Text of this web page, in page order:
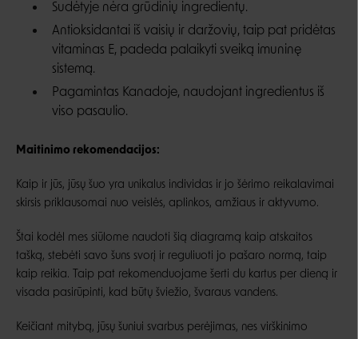
Sudėtyje nėra grūdinių ingredientų.
Antioksidantai iš vaisių ir daržovių, taip pat pridėtas
vitaminas E, padeda palaikyti sveiką imuninę
sistemą.
Pagamintas Kanadoje, naudojant ingredientus iš
viso pasaulio.
Maitinimo rekomendacijos:
Kaip ir jūs, jūsų šuo yra unikalus individas ir jo šėrimo reikalavimai
skirsis priklausomai nuo veislės, aplinkos, amžiaus ir aktyvumo.
Štai kodėl mes siūlome naudoti šią diagramą kaip atskaitos
tašką, stebėti savo šuns svorį ir reguliuoti jo pašaro normą, taip
kaip reikia. Taip pat rekomenduojame šerti du kartus per dieną ir
visada pasirūpinti, kad būtų šviežio, švaraus vandens.
Keičiant mitybą, jūsų šuniui svarbus perėjimas, nes virškinimo